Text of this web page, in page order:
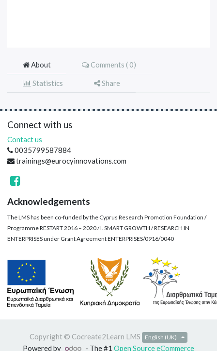
About Comments (0)
Statistics Share
Connect with us
Contact us
0035799587884
trainings@eurocyinnovations.com
Acknowledgements
The LMS has been co-funded by the Cyprus Research Promotion Foundation /
Programme RESTART 2016 – 2020 / I. SMART GROWTH / RESEARCH IN
ENTERPRISES under Grant Agreement ENTERPRISES/0916/0040
Copyright © Cocreate2Learn LMS English (UK)
Powered by - The #1 Open Source eCommerce